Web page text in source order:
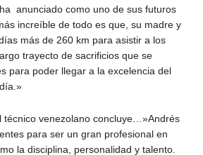
anunciado como uno de sus futuros
increíble de todo es que, su madre y
más de 260 km para asistir a los
trayecto de sacrificios que se
para poder llegar a la excelencia del
técnico venezolano concluye…»Andrés
para ser un gran profesional en
la disciplina, personalidad y talento.